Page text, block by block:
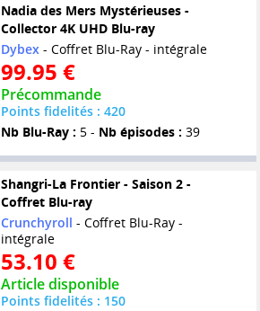
Nadia des Mers Mystérieuses -
Collector 4K UHD Blu-ray
Dybex- Coffret Blu-Ray - intégrale
99.95 €
Précommande
Points fidelités : 420
Nb Blu-Ray : 5 - Nb épisodes : 39
Shangri-La Frontier - Saison 2 -
Coffret Blu-ray
Crunchyroll - Coffret Blu-Ray -
intégrale
53.10 €
Article disponible
Points fidelités : 150